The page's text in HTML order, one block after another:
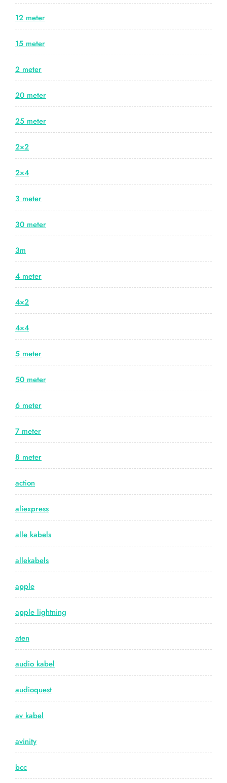
12 meter
15 meter
2 meter
20 meter
25 meter
2×2
2×4
3 meter
30 meter
3m
4 meter
4×2
4×4
5 meter
50 meter
6 meter
7 meter
8 meter
action
aliexpress
alle kabels
allekabels
apple
apple lightning
aten
audio kabel
audioquest
av kabel
avinity
bcc